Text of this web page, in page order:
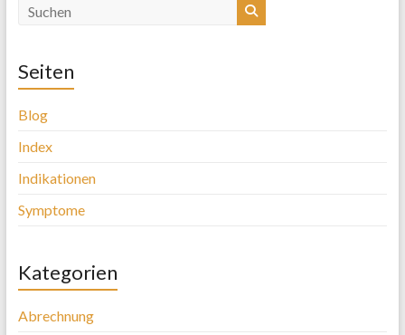
Seiten
Blog
Index
Indikationen
Symptome
Kategorien
Abrechnung